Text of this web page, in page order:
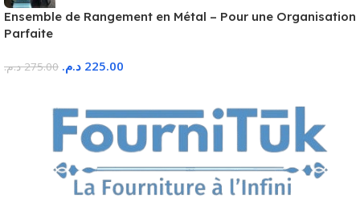
Ensemble de Rangement en Métal – Pour une Organisation
Parfaite
275.00 د.م. 225.00 د.م.